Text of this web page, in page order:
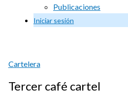
Publicaciones
Iniciar sesión
Cartelera
Tercer café cartel